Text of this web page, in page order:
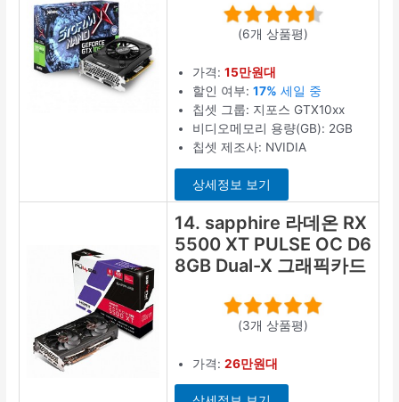
(6개 상품평)
가격:15만원대
할인 여부:17% 세일 중
칩셋 그룹: 지포스 GTX10xx
비디오메모리 용량(GB): 2GB
칩셋 제조사: NVIDIA
상세정보 보기
14. sapphire 라데온 RX
5500 XT PULSE OC D6
8GB Dual-X 그래픽카드
(3개 상품평)
가격:26만원대